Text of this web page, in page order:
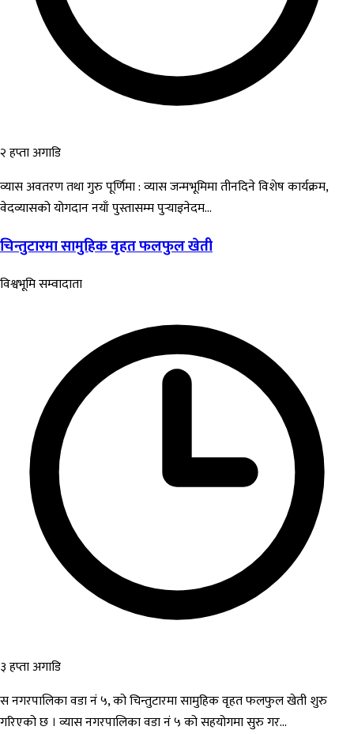
२ हप्ता अगाडि
व्यास अवतरण तथा गुरु पूर्णिमा : व्यास जन्मभूमिमा तीनदिने विशेष कार्यक्रम,
वेदव्यासको योगदान नयाँ पुस्तासम्म पुर्‍याइनेदम...
चिन्तुटारमा सामुहिक वृहत फलफुल खेती
विश्वभूमि सम्वादाता
३ हप्ता अगाडि
स नगरपालिका वडा नं ५, को चिन्तुटारमा सामुहिक वृहत फलफुल खेती शुरु
गरिएको छ । व्यास नगरपालिका वडा नं ५ को सहयोगमा सुरु गर...